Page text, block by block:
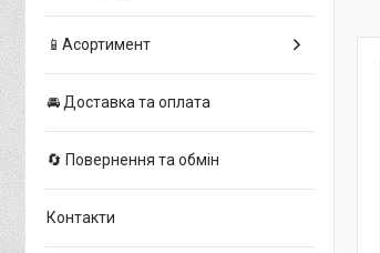
📱Асортимент
🚘 Доставка та оплата
🔄 Повернення та обмін
Контакти